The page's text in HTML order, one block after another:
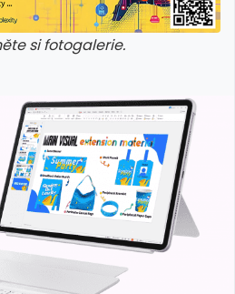
si fotogalerie.